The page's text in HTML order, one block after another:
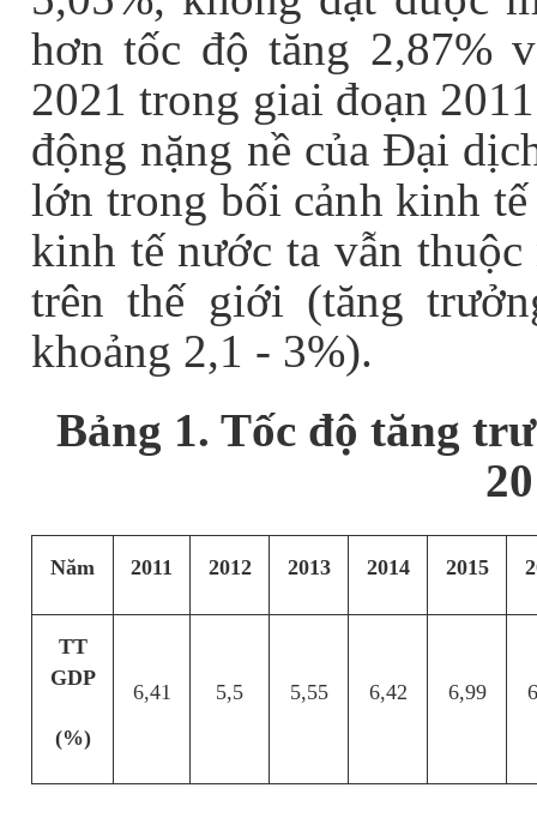
hơn tốc độ tăng 2,87%
2021 trong giai đoạn
động nặng nề của Đại
lớn trong bối cảnh kinh
kinh tế nước ta vẫn
trên thế giới (tăng
khoảng 2,1 - 3%).
Bảng 1. Tốc độ tăng
Năm 2011 2012 2013 2014 2015
TT
GDP
(%)
6,41 5,5 5,55 6,42 6,99